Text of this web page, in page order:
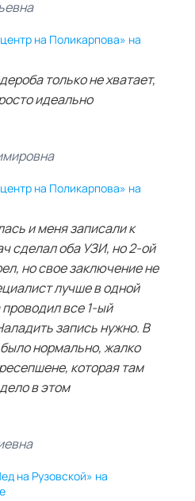
на Поликарпова» на
только не хватает,
идеально
на Поликарпова» на
и меня записали к
сделал оба УЗИ, но 2-ой
но свое заключение не
лучше в одной
все 1-ый
запись нужно. В
нормально, жалко
которая там
в этом
на Рузовской» на